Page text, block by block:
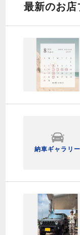
最新のお店
納車ギャラリー